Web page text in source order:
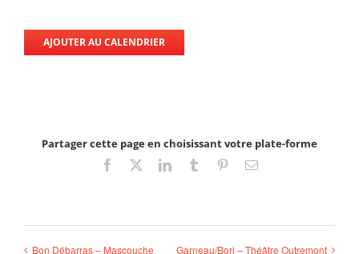
AJOUTER AU CALENDRIER
Partager cette page en choisissant votre plate-forme
Facebook LinkedInTumblr PinterestEmail
Bon Débarras – Mascouche Garneau/Bori – Théâtre Outremont